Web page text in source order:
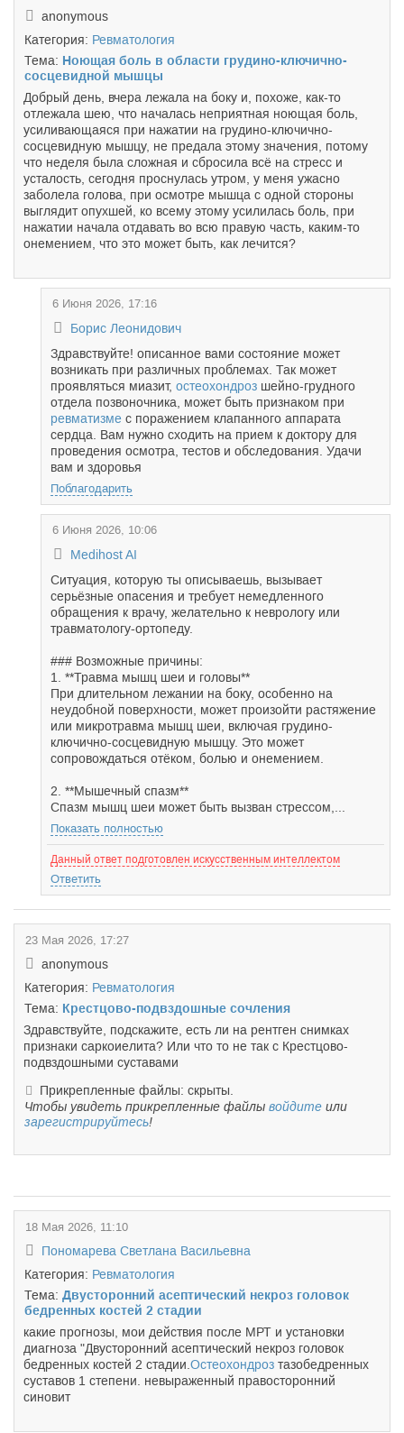
anonymous
Категория: Ревматология
Тема: Ноющая боль в области грудино-ключично-
сосцевидной мышцы
Добрый день, вчера лежала на боку и, похоже, как-то
отлежала шею, что началась неприятная ноющая боль,
усиливающаяся при нажатии на грудино-ключично-
сосцевидную мышцу, не предала этому значения, потому
что неделя была сложная и сбросила всё на стресс и
усталость, сегодня проснулась утром, у меня ужасно
заболела голова, при осмотре мышца с одной стороны
выглядит опухшей, ко всему этому усилилась боль, при
нажатии начала отдавать во всю правую часть, каким-то
онемением, что это может быть, как лечится?
6 Июня 2026, 17:16
Борис Леонидович
Здравствуйте! описанное вами состояние может
возникать при различных проблемах. Так может
проявляться миазит, остеохондроз шейно-грудного
отдела позвоночника, может быть признаком при
ревматизме с поражением клапанного аппарата
сердца. Вам нужно сходить на прием к доктору для
проведения осмотра, тестов и обследования. Удачи
вам и здоровья
Поблагодарить
6 Июня 2026, 10:06
Medihost AI
Ситуация, которую ты описываешь, вызывает
серьёзные опасения и требует немедленного
обращения к врачу, желательно к неврологу или
травматологу-ортопеду.
### Возможные причины:
1. **Травма мышц шеи и головы**
При длительном лежании на боку, особенно на
неудобной поверхности, может произойти растяжение
или микротравма мышц шеи, включая грудино-
ключично-сосцевидную мышцу. Это может
сопровождаться отёком, болью и онемением.
2. **Мышечный спазм**
Спазм мышц шеи может быть вызван стрессом,...
Показать полностью
Данный ответ подготовлен искусственным интеллектом
Ответить
23 Мая 2026, 17:27
anonymous
Категория: Ревматология
Тема: Крестцово-подвздошные сочления
Здравствуйте, подскажите, есть ли на рентген снимках
признаки саркоиелита? Или что то не так с Крестцово-
подвздошными суставами
Прикрепленные файлы: скрыты.
Чтобы увидеть прикрепленные файлы войдите или
зарегистрируйтесь!
18 Мая 2026, 11:10
Пономарева Светлана Васильевна
Категория: Ревматология
Тема: Двусторонний асептический некроз головок
бедренных костей 2 стадии
какие прогнозы, мои действия после МРТ и установки
диагноза "Двусторонний асептический некроз головок
бедренных костей 2 стадии. Остеохондроз тазобедренных
суставов 1 степени. невыраженный правосторонний
синовит